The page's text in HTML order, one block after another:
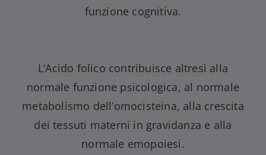
funzione cognitiva.
L’Acido folico contribuisce altresì alla
normale funzione psicologica, al normale
metabolismo dell’omocisteina, alla crescita
dei tessuti materni in gravidanza e alla
normale emopoiesi.